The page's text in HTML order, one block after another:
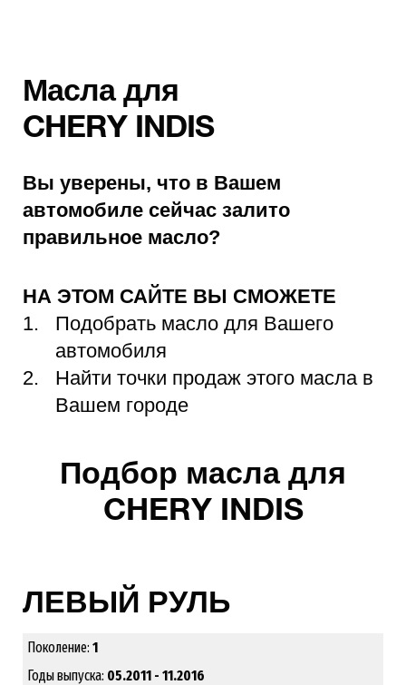
Масла для
CHERY INDIS
Вы уверены, что в Вашем
автомобиле сейчас залито
правильное масло?
НА ЭТОМ САЙТЕ ВЫ СМОЖЕТЕ
Подобрать масло для Вашего
автомобиля
Найти точки продаж этого масла в
Вашем городе
Подбор масла для
CHERY INDIS
ЛЕВЫЙ РУЛЬ
Поколение: 1
Годы выпуска: 05.2011 - 11.2016